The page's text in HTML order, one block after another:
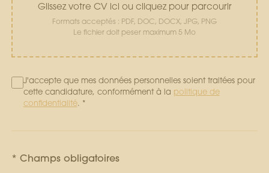
Glissez votre CV ici ou cliquez pour parcourir
Formats acceptés : PDF, DOC, DOCX, JPG, PNG
Le fichier doit peser maximum 5 Mo
J'accepte que mes données personnelles soient traitées pour
cette candidature, conformément à la politique de
confidentialité. *
* Champs obligatoires